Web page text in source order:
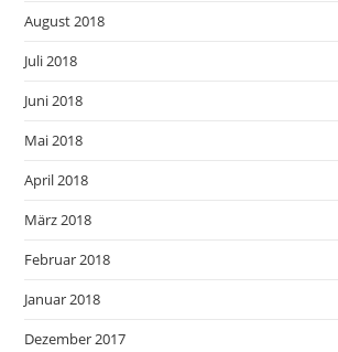
August 2018
Juli 2018
Juni 2018
Mai 2018
April 2018
März 2018
Februar 2018
Januar 2018
Dezember 2017